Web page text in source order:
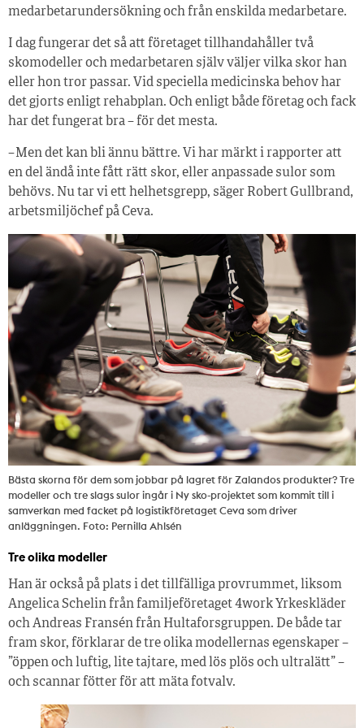
medarbetarundersökning och från enskilda medarbetare.
I dag fungerar det så att företaget tillhandahåller två
skomodeller och medarbetaren själv väljer vilka skor han
eller hon tror passar. Vid speciella medicinska behov har
det gjorts enligt rehabplan. Och enligt både företag och fack
har det fungerat bra – för det mesta.
– Men det kan bli ännu bättre. Vi har märkt i rapporter att
en del ändå inte fått rätt skor, eller anpassade sulor som
behövs. Nu tar vi ett helhetsgrepp, säger Robert Gullbrand,
arbetsmiljöchef på Ceva.
Bästa skorna för dem som jobbar på lagret för Zalandos produkter? Tre
modeller och tre slags sulor ingår i Ny sko-projektet som kommit till i
samverkan med facket på logistikföretaget Ceva som driver
anläggningen. Foto: Pernilla Ahlsén
Tre olika modeller
Han är också på plats i det tillfälliga provrummet, liksom
Angelica Schelin från familjeföretaget 4work Yrkeskläder
och Andreas Fransén från Hultaforsgruppen. De både tar
fram skor, förklarar de tre olika modellernas egenskaper –
”öppen och luftig, lite tajtare, med lös plös och ultralätt” –
och scannar fötter för att mäta fotvalv.